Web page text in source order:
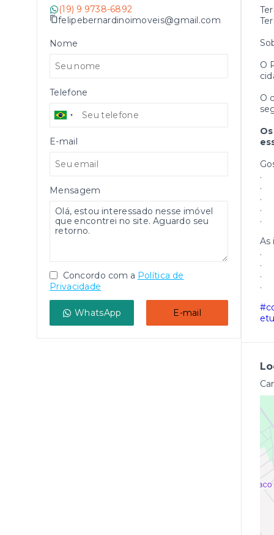
O
O
.
.
.
.
.
As
.
.
.
.
(19) 9 9738-6892
felipebernardinoimoveis@gmail.com
Nome
Telefone
E-mail
Mensagem
Concordo com a Política de
Privacidade
WhatsApp E-mail